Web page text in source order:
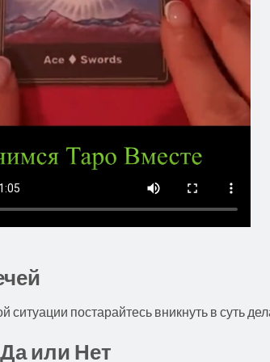
постарайтесь вникнуть в суть
или Нет